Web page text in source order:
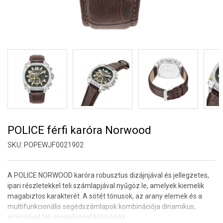
POLICE férfi karóra Norwood
SKU: POPEWJF0021902
A POLICE NORWOOD karóra robusztus dizájnjával és jellegzetes,
ipari részletekkel teli számlapjával nyűgöz le, amelyek kiemelik
magabiztos karakterét. A sötét tónusok, az arany elemek és a
multifunkcionális segédszámlapok kombinációja dinamikus,
energiával teli megjelenést kölcsönöz.